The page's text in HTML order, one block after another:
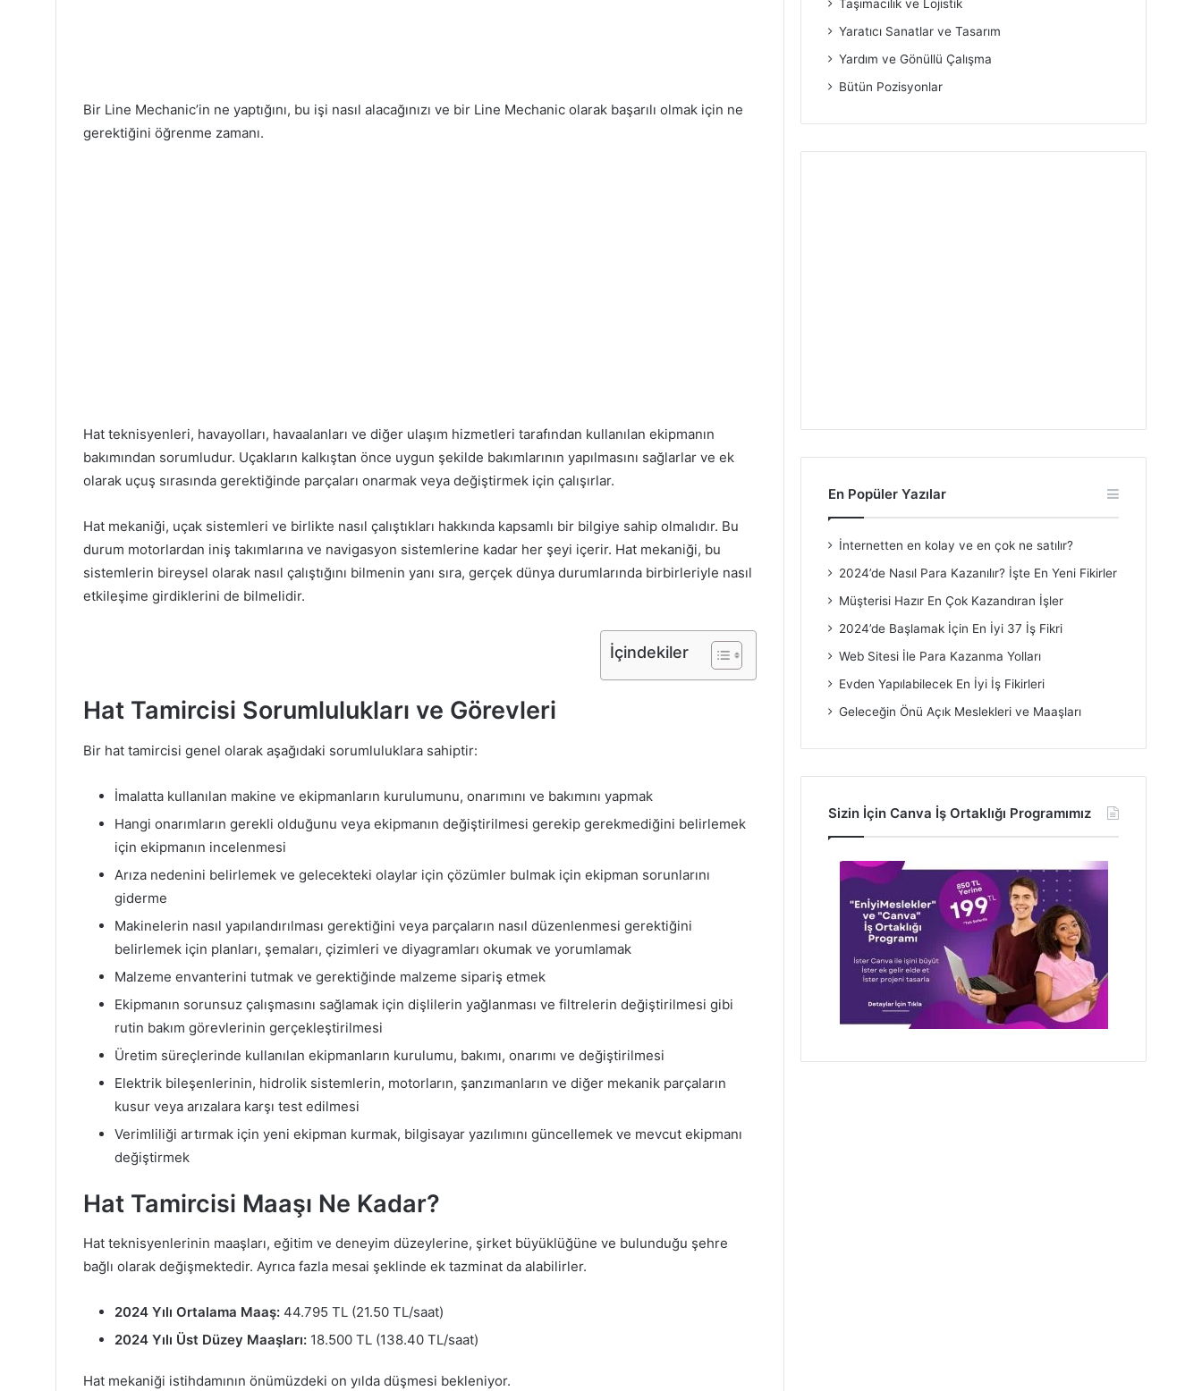
Bir Line Mechanic’in ne yaptığını, bu işi nasıl alacağınızı ve bir Line Mechanic olarak başarılı olmak için ne
gerektiğini öğrenme zamanı.
Hat teknisyenleri, havayolları, havaalanları ve diğer ulaşım hizmetleri tarafından kullanılan ekipmanın
bakımından sorumludur. Uçakların kalkıştan önce uygun şekilde bakımlarının yapılmasını sağlarlar ve ek
olarak uçuş sırasında gerektiğinde parçaları onarmak veya değiştirmek için çalışırlar.
Hat mekaniği, uçak sistemleri ve birlikte nasıl çalıştıkları hakkında kapsamlı bir bilgiye sahip olmalıdır. Bu
durum motorlardan iniş takımlarına ve navigasyon sistemlerine kadar her şeyi içerir. Hat mekaniği, bu
sistemlerin bireysel olarak nasıl çalıştığını bilmenin yanı sıra, gerçek dünya durumlarında birbirleriyle nasıl
etkileşime girdiklerini de bilmelidir.
İçindekiler
Hat Tamircisi Sorumlulukları ve Görevleri
Bir hat tamircisi genel olarak aşağıdaki sorumluluklara sahiptir:
İmalatta kullanılan makine ve ekipmanların kurulumunu, onarımını ve bakımını yapmak
Hangi onarımların gerekli olduğunu veya ekipmanın değiştirilmesi gerekip gerekmediğini belirlemek
için ekipmanın incelenmesi
Arıza nedenini belirlemek ve gelecekteki olaylar için çözümler bulmak için ekipman sorunlarını
giderme
Makinelerin nasıl yapılandırılması gerektiğini veya parçaların nasıl düzenlenmesi gerektiğini
belirlemek için planları, şemaları, çizimleri ve diyagramları okumak ve yorumlamak
Malzeme envanterini tutmak ve gerektiğinde malzeme sipariş etmek
Ekipmanın sorunsuz çalışmasını sağlamak için dişlilerin yağlanması ve filtrelerin değiştirilmesi gibi
rutin bakım görevlerinin gerçekleştirilmesi
Üretim süreçlerinde kullanılan ekipmanların kurulumu, bakımı, onarımı ve değiştirilmesi
Elektrik bileşenlerinin, hidrolik sistemlerin, motorların, şanzımanların ve diğer mekanik parçaların
kusur veya arızalara karşı test edilmesi
Verimliliği artırmak için yeni ekipman kurmak, bilgisayar yazılımını güncellemek ve mevcut ekipmanı
değiştirmek
Hat Tamircisi Maaşı Ne Kadar?
Hat teknisyenlerinin maaşları, eğitim ve deneyim düzeylerine, şirket büyüklüğüne ve bulunduğu şehre
bağlı olarak değişmektedir. Ayrıca fazla mesai şeklinde ek tazminat da alabilirler.
2024 Yılı Ortalama Maaş: 44.795 TL (21.50 TL/saat)
2024 Yılı Üst Düzey Maaşları: 18.500 TL (138.40 TL/saat)
Hat mekaniği istihdamının önümüzdeki on yılda düşmesi bekleniyor.
Taşımacılık ve Lojistik
Yaratıcı Sanatlar ve Tasarım
Yardım ve Gönüllü Çalışma
Bütün Pozisyonlar
En Popüler Yazılar
İnternetten en kolay ve en çok ne satılır?
2024’de Nasıl Para Kazanılır? İşte En Yeni Fikirler
Müşterisi Hazır En Çok Kazandıran İşler
2024’de Başlamak İçin En İyi 37 İş Fikri
Web Sitesi İle Para Kazanma Yolları
Evden Yapılabilecek En İyi İş Fikirleri
Geleceğin Önü Açık Meslekleri ve Maaşları
Sizin İçin Canva İş Ortaklığı Programımız